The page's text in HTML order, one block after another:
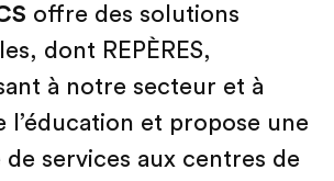
offre des solutions
dont REPÈRES,
à notre secteur et à
l’éducation et propose une
de services aux centres de